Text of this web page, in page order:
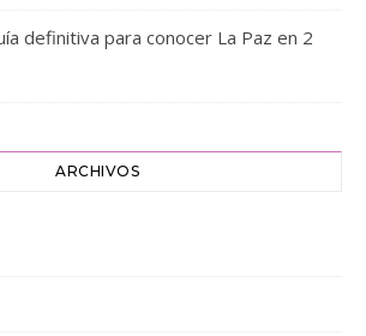
definitiva para conocer La Paz en 2
ARCHIVOS